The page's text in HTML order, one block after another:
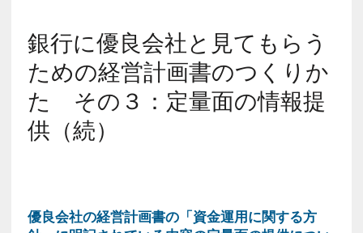
銀行に優良会社と見てもらう
ための経営計画書のつくりか
た その３：定量面の情報提
供（続）
優良会社の経営計画書の「資金運用に関する方